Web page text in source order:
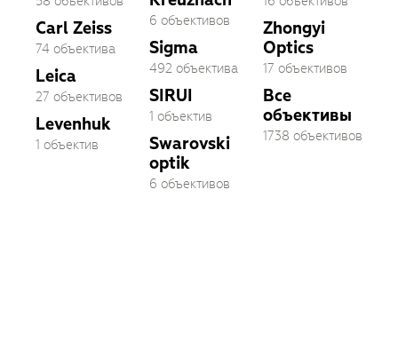
Carl Zeiss
74 объектива
Leica
27 объективов
Levenhuk
1 объектив
6 объективов
Sigma
492 объектива
SIRUI
1 объектив
Swarovski
optik
6 объективов
Zhongyi
Optics
17 объективов
Все
объективы
1738 объективов